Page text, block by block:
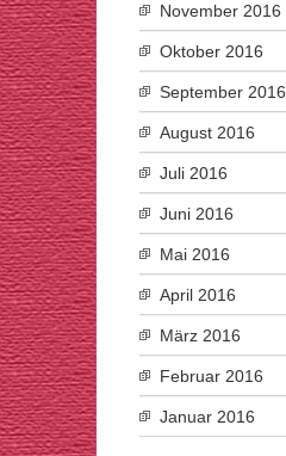
November 2016
Oktober 2016
September 2016
August 2016
Juli 2016
Juni 2016
Mai 2016
April 2016
März 2016
Februar 2016
Januar 2016